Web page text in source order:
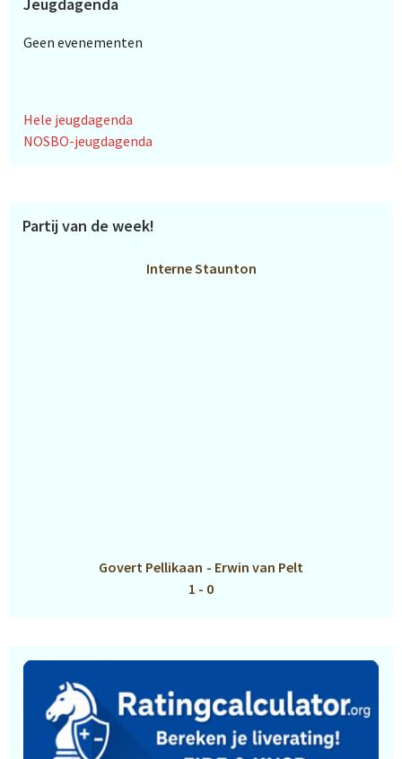
Jeugdagenda
Geen evenementen
Hele jeugdagenda
NOSBO-jeugdagenda
Partij van de week!
Interne Staunton
Govert Pellikaan - Erwin van Pelt
1 - 0